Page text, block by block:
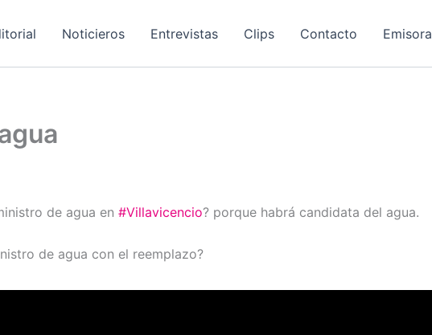
Noticieros Entrevistas Clips Contacto Emisora
de agua en #Villavicencio? porque habrá candidata del agua.
de agua con el reemplazo?